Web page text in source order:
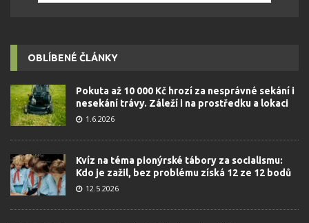
OBLÍBENÉ ČLÁNKY
Pokuta až 10 000 Kč hrozí za nesprávné sekání i
nesekání trávy. Záleží i na prostředku a lokaci
1.6.2026
Kvíz na téma pionýrské tábory za socialismu:
Kdo je zažil, bez problému získá 12 ze 12 bodů
12.5.2026